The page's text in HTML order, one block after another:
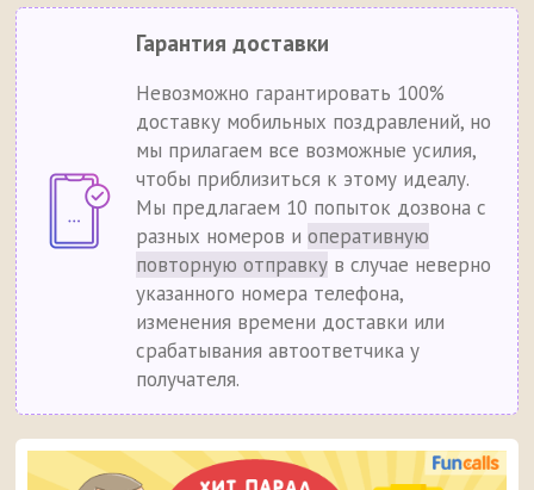
Гарантия доставки
Невозможно гарантировать 100%
доставку мобильных поздравлений, но
мы прилагаем все возможные усилия,
чтобы приблизиться к этому идеалу.
Мы предлагаем 10 попыток дозвона с
разных номеров иоперативную
повторную отправку в случае неверно
указанного номера телефона,
изменения времени доставки или
срабатывания автоответчика у
получателя.